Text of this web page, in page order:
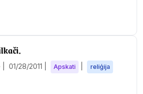
01/28/2011 Apskati
reliģija